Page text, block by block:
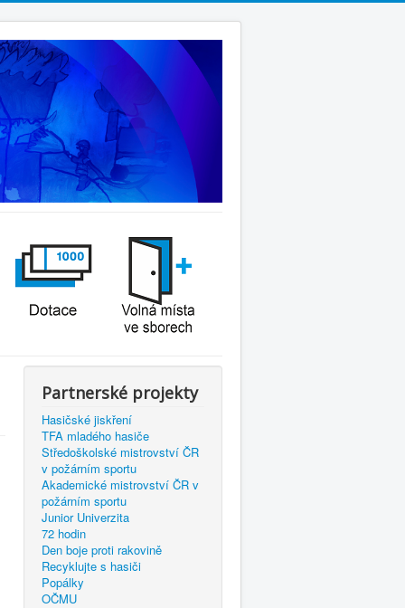
Partnerské projekty
Hasičské jiskření
TFA mladého hasiče
Středoškolské mistrovství ČR
v požárním sportu
Akademické mistrovství ČR v
požárním sportu
Junior Univerzita
72 hodin
Den boje proti rakovině
Recyklujte s hasiči
Popálky
OČMU